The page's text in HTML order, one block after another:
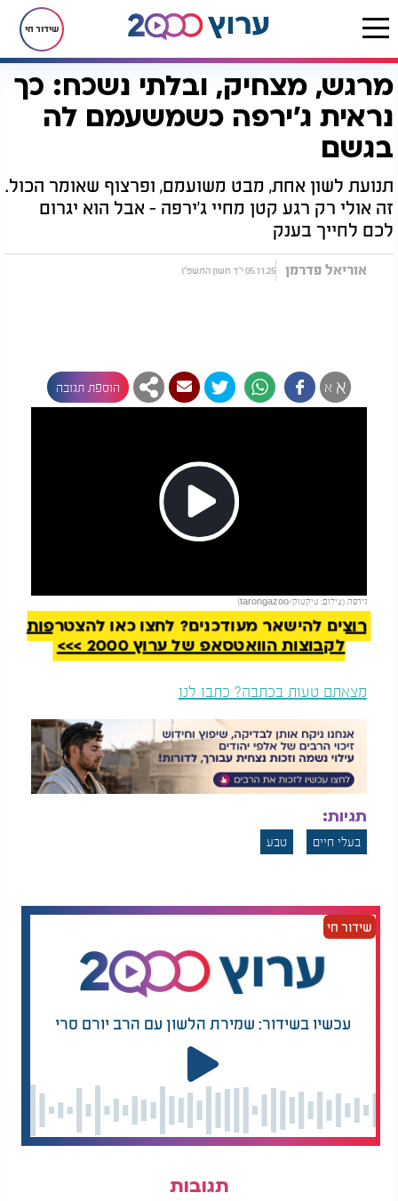
שידור חי
דף הבית רץ בוואטסאפ מרגש, מצחיק, ובלתי נשכח: כך נראית ג'ירפה כשמשעמם לה בגשם
מרגש, מצחיק, ובלתי נשכח: כך
נראית ג'ירפה כשמשעמם לה
בגשם
תנועת לשון אחת, מבט משועמם, ופרצוף שאומר הכול.
זה אולי רק רגע קטן מחיי ג'ירפה - אבל הוא יגרום
לכם לחייך בענק
אוריאל פדרמן 05.11.25 י"ד חשון התשפ"ו
א א הוספת תגובה
Play
Video
גירפה. (צילום: טיקטוק/tarongazoo)
רוצים להישאר מעודכנים? לחצו כאן להצטרפות
לקבוצות הוואטסאפ של ערוץ 2000 >>>
מצאתם טעות בכתבה? כתבו לנו
תגיות:
בעלי חיים טבע
שידור חי
עכשיו בשידור: שמירת הלשון עם הרב יורם סרי
תגובות